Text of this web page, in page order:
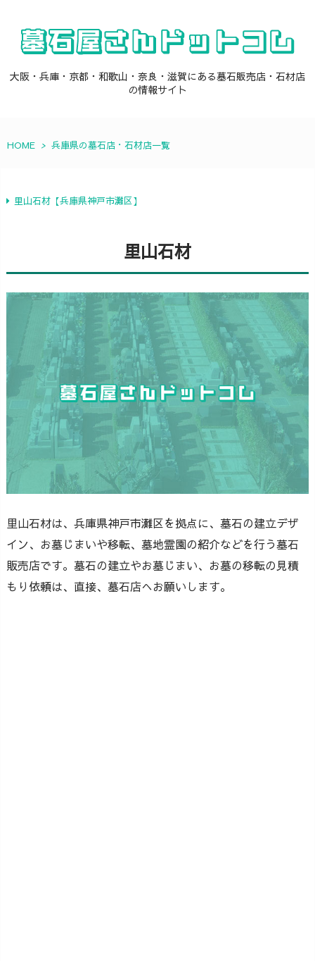
大阪・兵庫・京都・和歌山・奈良・滋賀にある墓石販売店・石材店
の情報サイト
HOME > 兵庫県の墓石店・石材店一覧
里山石材【兵庫県神戸市灘区】
里山石材
里山石材は、兵庫県神戸市灘区を拠点に、墓石の建立デザ
イン、お墓じまいや移転、墓地霊園の紹介などを行う墓石
販売店です。墓石の建立やお墓じまい、お墓の移転の見積
もり依頼は、直接、墓石店へお願いします。